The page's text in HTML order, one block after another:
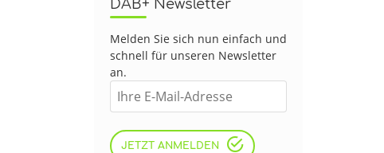
DAB+ Newsletter
Melden Sie sich nun einfach und
schnell für unseren Newsletter
an.
JETZT ANMELDEN